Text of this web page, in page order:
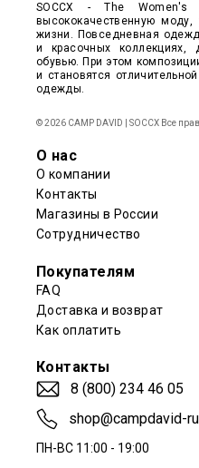
SOCCX - The Women's
высококачественную
жизни. Повседневная
и красочных коллекциях,
обувью. При этом
и становятся
одежды.
© 2026 CAMP DAVID | SOCCX Все
О нас
О компании
Контакты
Магазины в России
Сотрудничество
Покупателям
FAQ
Доставка и возврат
Как оплатить
Контакты
8 (800) 234 46 05
shop@campdavid-
ПН-ВС 11:00 - 19:00